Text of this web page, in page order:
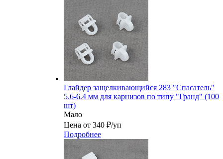
Глайдер защелкивающийся 283 "Спасатель"
5.6-6.4 мм для карнизов по типу "Гранд" (100
шт)
Мало
Цена от 340 ₽/уп
Подробнее